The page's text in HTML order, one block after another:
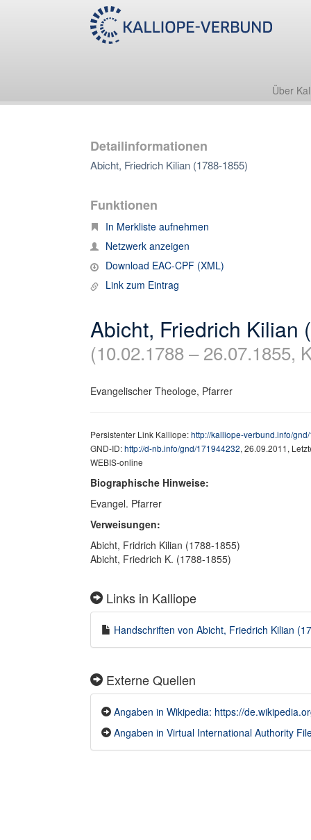
Über
Detailinformationen
Abicht, Friedrich Kilian (1788-1855)
Funktionen
In Merkliste aufnehmen
Netzwerk anzeigen
Download EAC-CPF (XML)
Link zum Eintrag
Abicht, Friedrich Kilian
(10.02.1788 – 26.07.1855,
Evangelischer Theologe, Pfarrer
Persistenter Link Kalliope:http://kalliope-verbund.info/
GND-ID:http://d-nb.info/gnd/171944232, 26.09.2011,
WEBIS-online
Biographische Hinweise:
Evangel. Pfarrer
Verweisungen:
Abicht, Fridrich Kilian (1788-1855)
Abicht, Friedrich K. (1788-1855)
Links in Kalliope
Handschriften von Abicht, Friedrich Kilian
Externe Quellen
Angaben in Wikipedia: https://
Angaben in Virtual International Authority